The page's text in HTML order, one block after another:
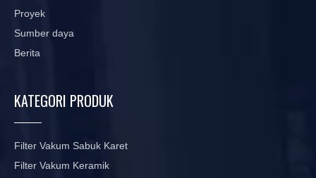
Proyek
Sumber daya
Berita
KATEGORI PRODUK
Filter Vakum Sabuk Karet
Filter Vakum Keramik